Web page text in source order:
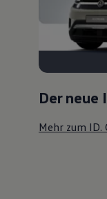
Der neue
Mehr zum ID.